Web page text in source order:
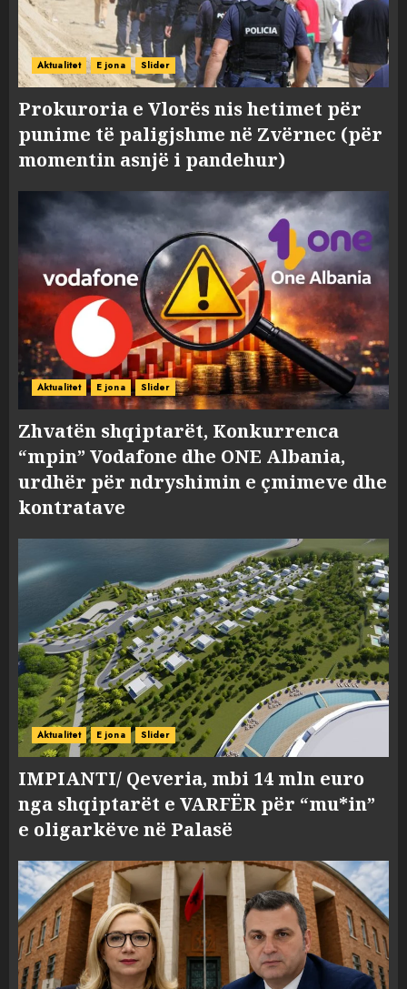
Aktualitet E jona Slider
Prokuroria e Vlorës nis hetimet për
punime të paligjshme në Zvërnec (për
momentin asnjë i pandehur)
Aktualitet E jona Slider
Zhvatën shqiptarët, Konkurrenca
“mpin” Vodafone dhe ONE Albania,
urdhër për ndryshimin e çmimeve dhe
kontratave
Aktualitet E jona Slider
IMPIANTI/ Qeveria, mbi 14 mln euro
nga shqiptarët e VARFËR për “mu*in”
e oligarkëve në Palasë